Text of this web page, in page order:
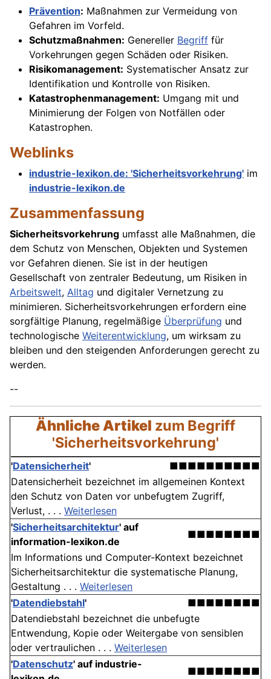
Prävention: Maßnahmen zur Vermeidung von
Gefahren im Vorfeld.
Schutzmaßnahmen: Genereller Begriff für
Vorkehrungen gegen Schäden oder Risiken.
Risikomanagement: Systematischer Ansatz zur
Identifikation und Kontrolle von Risiken.
Katastrophenmanagement: Umgang mit und
Minimierung der Folgen von Notfällen oder
Katastrophen.
Weblinks
industrie-lexikon.de: 'Sicherheitsvorkehrung' im
industrie-lexikon.de
Zusammenfassung
Sicherheitsvorkehrung umfasst alle Maßnahmen, die
dem Schutz von Menschen, Objekten und Systemen
vor Gefahren dienen. Sie ist in der heutigen
Gesellschaft von zentraler Bedeutung, um Risiken in
Arbeitswelt, Alltag und digitaler Vernetzung zu
minimieren. Sicherheitsvorkehrungen erfordern eine
sorgfältige Planung, regelmäßige Überprüfung und
technologische Weiterentwicklung, um wirksam zu
bleiben und den steigenden Anforderungen gerecht zu
werden.
--
Ähnliche Artikel zum Begriff
'Sicherheitsvorkehrung'
'Datensicherheit'
■■■■■■■■■■
Datensicherheit bezeichnet im allgemeinen Kontext
den Schutz von Daten vor unbefugtem Zugriff,
Verlust, . . . Weiterlesen
'Sicherheitsarchitektur' auf
information-lexikon.de
■■■■■■■■
Im Informations und Computer-Kontext bezeichnet
Sicherheitsarchitektur die systematische Planung,
Gestaltung . . . Weiterlesen
'Datendiebstahl'
■■■■■■■■
Datendiebstahl bezeichnet die unbefugte
Entwendung, Kopie oder Weitergabe von sensiblen
oder vertraulichen . . . Weiterlesen
'Datenschutz' auf industrie-
■■■■■■■■